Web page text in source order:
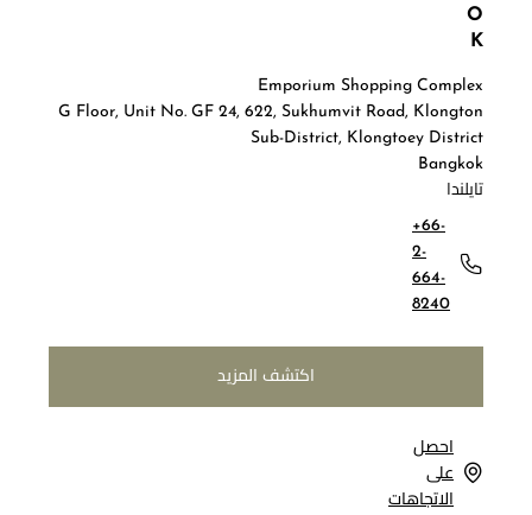
O
K
Emporium Shopping Complex
G Floor, Unit No. GF 24, 622, Sukhumvit Road, Klongton
Sub-District, Klongtoey District
Bangkok
تايلندا
+66-
2-
664-
8240
اكتشف المزيد
احصل
على
الاتجاهات